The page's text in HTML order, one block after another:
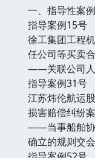
一、指导性案例
指导案例15号
徐工集团工程
任公司等买卖
——关联公司人
指导案例31号
江苏炜伦航运
损害赔偿纠纷案
——当事船舶协
确立的规则交